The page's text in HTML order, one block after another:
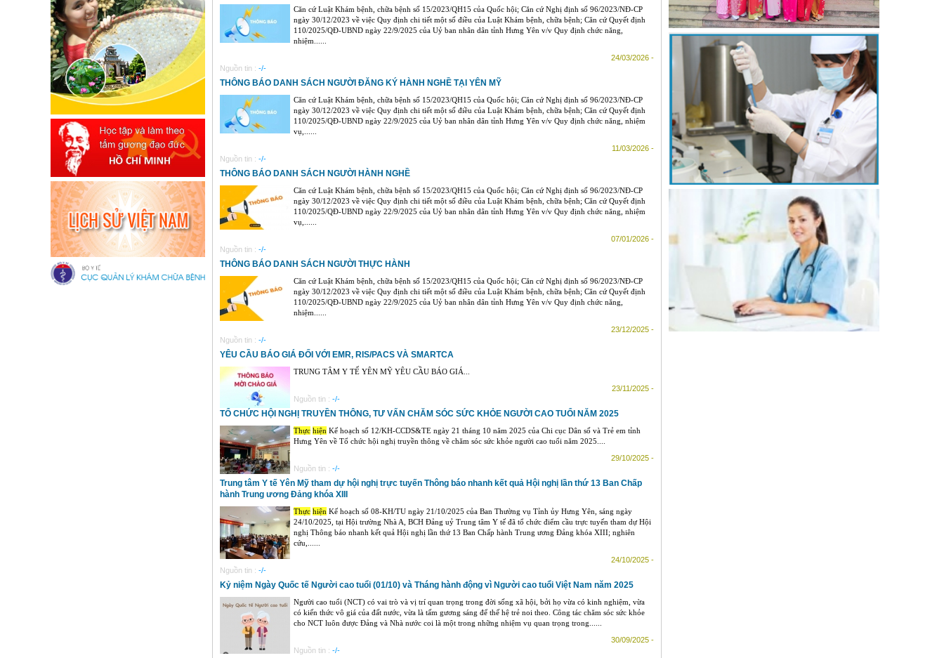
Căn cứ Luật Khám bệnh, chữa bệnh số 15/2023/QH15 của Quốc hội; Căn cứ Nghị định số 96/2023/NĐ-CP
ngày 30/12/2023 về việc Quy định chi tiết một số điều của Luật Khám bệnh, chữa bệnh; Căn cứ Quyết định
110/2025/QĐ-UBND ngày 22/9/2025 của Uỷ ban nhân dân tỉnh Hưng Yên v/v Quy định chức năng,
nhiệm......
24/03/2026 -
Nguồn tin : -/-
THÔNG BÁO DANH SÁCH NGƯỜI ĐĂNG KÝ HÀNH NGHỀ TẠI YÊN MỸ
Căn cứ Luật Khám bệnh, chữa bệnh số 15/2023/QH15 của Quốc hội; Căn cứ Nghị định số 96/2023/NĐ-CP
ngày 30/12/2023 về việc Quy định chi tiết một số điều của Luật Khám bệnh, chữa bệnh; Căn cứ Quyết định
110/2025/QĐ-UBND ngày 22/9/2025 của Uỷ ban nhân dân tỉnh Hưng Yên v/v Quy định chức năng, nhiệm
vụ,......
11/03/2026 -
Nguồn tin : -/-
THÔNG BÁO DANH SÁCH NGƯỜI HÀNH NGHỀ
Căn cứ Luật Khám bệnh, chữa bệnh số 15/2023/QH15 của Quốc hội; Căn cứ Nghị định số 96/2023/NĐ-CP
ngày 30/12/2023 về việc Quy định chi tiết một số điều của Luật Khám bệnh, chữa bệnh; Căn cứ Quyết định
110/2025/QĐ-UBND ngày 22/9/2025 của Uỷ ban nhân dân tỉnh Hưng Yên v/v Quy định chức năng, nhiệm
vụ,......
07/01/2026 -
Nguồn tin : -/-
THÔNG BÁO DANH SÁCH NGƯỜI THỰC HÀNH
Căn cứ Luật Khám bệnh, chữa bệnh số 15/2023/QH15 của Quốc hội; Căn cứ Nghị định số 96/2023/NĐ-CP
ngày 30/12/2023 về việc Quy định chi tiết một số điều của Luật Khám bệnh, chữa bệnh; Căn cứ Quyết định
110/2025/QĐ-UBND ngày 22/9/2025 của Uỷ ban nhân dân tỉnh Hưng Yên v/v Quy định chức năng,
nhiệm......
23/12/2025 -
Nguồn tin : -/-
YÊU CẦU BÁO GIÁ ĐỐI VỚI EMR, RIS/PACS VÀ SMARTCA
TRUNG TÂM Y TẾ YÊN MỸ YÊU CẦU BÁO GIÁ...
23/11/2025 -
Nguồn tin : -/-
TỔ CHỨC HỘI NGHỊ TRUYỀN THÔNG, TƯ VẤN CHĂM SÓC SỨC KHỎE NGƯỜI CAO TUỔI NĂM 2025
Thực hiện Kế hoạch số 12/KH-CCDS&TE ngày 21 tháng 10 năm 2025 của Chi cục Dân số và Trẻ em tỉnh
Hưng Yên về Tổ chức hội nghị truyền thông về chăm sóc sức khỏe người cao tuổi năm 2025....
29/10/2025 -
Nguồn tin : -/-
Trung tâm Y tế Yên Mỹ tham dự hội nghị trực tuyến Thông báo nhanh kết quả Hội nghị lần thứ 13 Ban Chấp
hành Trung ương Đảng khóa XIII
Thực hiện Kế hoạch số 08-KH/TU ngày 21/10/2025 của Ban Thường vụ Tỉnh ủy Hưng Yên, sáng ngày
24/10/2025, tại Hội trường Nhà A, BCH Đảng uỷ Trung tâm Y tế đã tổ chức điểm cầu trực tuyến tham dự Hội
nghị Thông báo nhanh kết quả Hội nghị lần thứ 13 Ban Chấp hành Trung ương Đảng khóa XIII; nghiên
cứu,......
24/10/2025 -
Nguồn tin : -/-
Kỷ niệm Ngày Quốc tế Người cao tuổi (01/10) và Tháng hành động vì Người cao tuổi Việt Nam năm 2025
Người cao tuổi (NCT) có vai trò và vị trí quan trọng trong đời sống xã hội, bởi họ vừa có kinh nghiệm, vừa
có kiến thức vô giá của đất nước, vừa là tấm gương sáng để thế hệ trẻ noi theo. Công tác chăm sóc sức khỏe
cho NCT luôn được Đảng và Nhà nước coi là một trong những nhiệm vụ quan trọng trong......
30/09/2025 -
Nguồn tin : -/-